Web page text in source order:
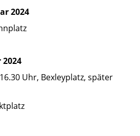
2024
Uhr, Bexleyplatz, später